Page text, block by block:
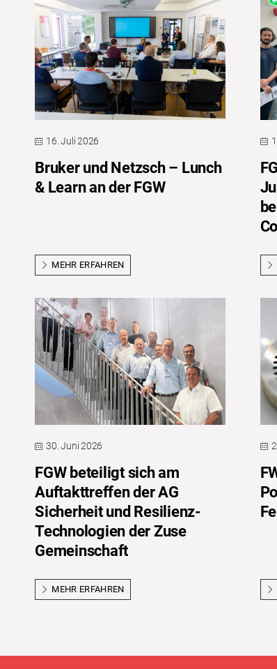
16. Juli 2026
Bruker und Netzsch – Lunch
& Learn an der FGW
MEHR ERFAHREN
30. Juni 2026
FGW beteiligt sich am
Auftakttreffen der AG
Sicherheit und Resilienz-
Technologien der Zuse
Gemeinschaft
MEHR ERFAHREN